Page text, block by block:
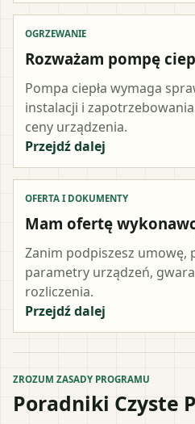
OGRZEWANIE
Rozważam pompę
Pompa ciepła wymaga
instalacji i
ceny urządzenia.
Przejdź dalej
OFERTA I DOKUMENTY
Mam ofertę
Zanim podpiszesz umowę,
parametry urządzeń,
rozliczenia.
Przejdź dalej
ZROZUM ZASADY PROGRAMU
Poradniki Czyste